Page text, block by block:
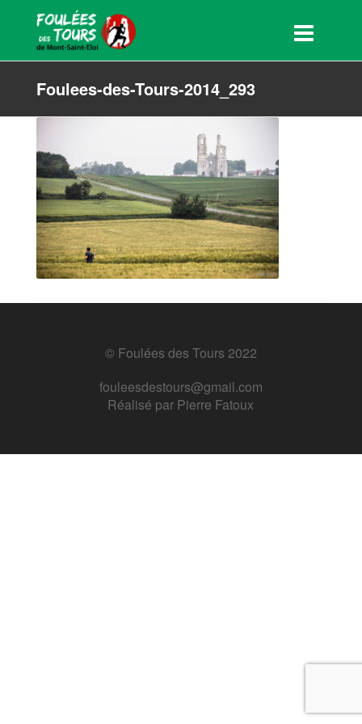
Foulees-des-Tours-2014_293
© Foulées des Tours 2022
fouleesdestours@gmail.com
Réalisé par Pierre Fatoux